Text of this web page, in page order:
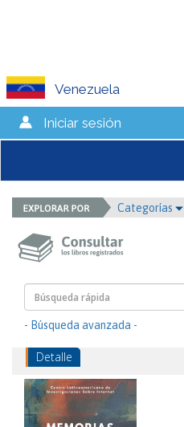
Venezuela
Iniciar sesión
Categorías
- Búsqueda avanzada -
Detalle